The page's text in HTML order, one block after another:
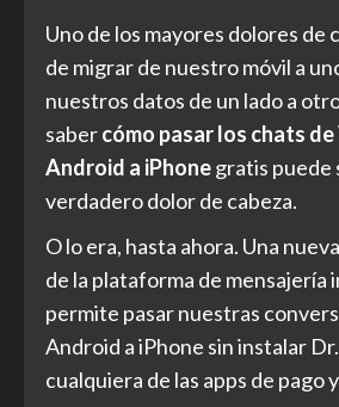
Uno de los mayores dolores de
de migrar de nuestro móvil a
nuestros datos de un lado a
sabercómo pasar los chats
Android a iPhonegratis puede
verdadero dolor de cabeza.
O lo era, hasta ahora. Una
de la plataforma de mensajería
permite pasar nuestras
Android a iPhone sin instalar
cualquiera de las apps de pago